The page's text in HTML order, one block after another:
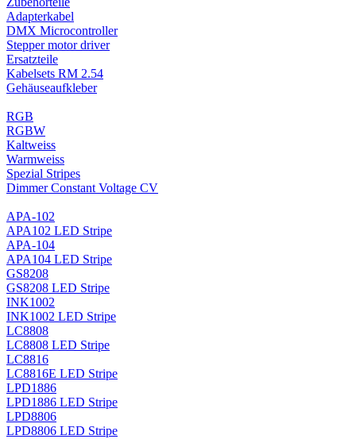
Adapterkabel
DMX Microcontroller
Stepper motor driver
Ersatzteile
Kabelsets RM 2.54
Gehäuseaufkleber
RGB
RGBW
Kaltweiss
Warmweiss
Spezial Stripes
Dimmer Constant Voltage CV
APA-102
APA102 LED Stripe
APA-104
APA104 LED Stripe
GS8208
GS8208 LED Stripe
INK1002
INK1002 LED Stripe
LC8808
LC8808 LED Stripe
LC8816
LC8816E LED Stripe
LPD1886
LPD1886 LED Stripe
LPD8806
LPD8806 LED Stripe